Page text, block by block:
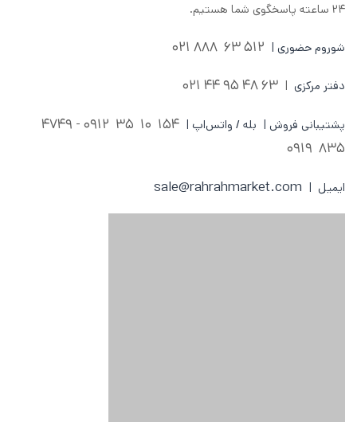
۲۴ ساعته پاسخگوی شما هستیم.
شوروم حضوری | 512 63 888 021
دفتر مرکزی |
63 48 95 44 021
پشتیبانی فروش | بله / واتس‌اپ | 154 10 35
835 0919
ایمیل | sale@rahrahmarket.com